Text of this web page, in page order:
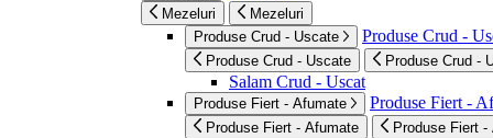
Mezeluri
Mezeluri
Produse Crud - Uscate
Produse Crud -
Produse Crud - Uscate Produse Crud -
Salam Crud - Uscat
Produse Fiert - Afumate Produse Fiert -
Produse Fiert - Afumate Produse Fiert -